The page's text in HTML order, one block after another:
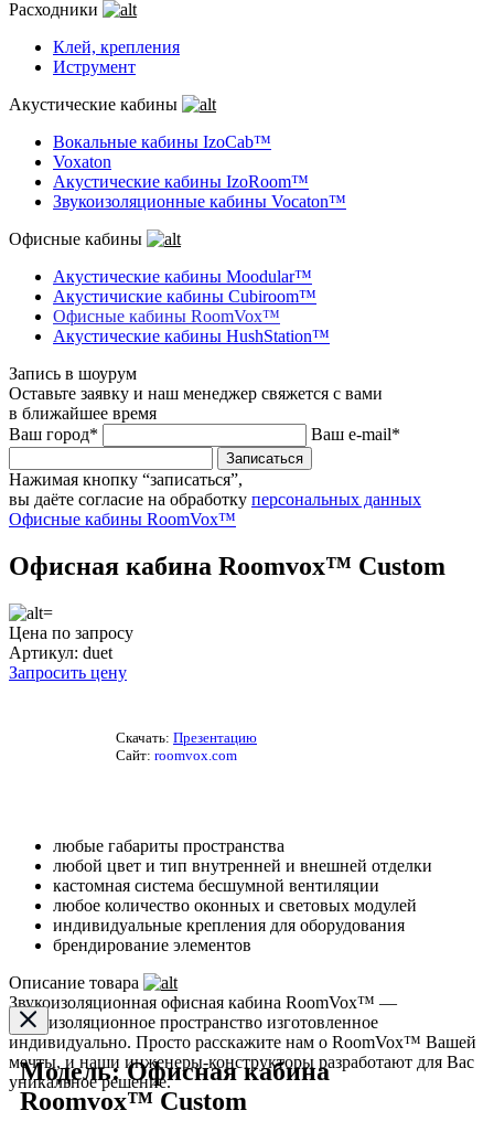
Расходники
Клей, крепления
Иструмент
Акустические кабины
Вокальные кабины IzoCab™
Voxaton
Акустические кабины IzoRoom™
Звукоизоляционные кабины Vocaton™
Офисные кабины
Акустические кабины Moodular™
Акустичиские кабины Cubiroom™
Офисные кабины RoomVox™
Акустические кабины HushStation™
Запись в шоурум
Оставьте заявку и наш менеджер свяжется с вами
в ближайшее время
Ваш город*
Ваш e-mail*
Записаться
Нажимая кнопку “записаться”,
вы даёте согласие на обработку персональных данных
Офисные кабины RoomVox™
Офисная кабина Roomvox™ Custom
Цена по запросу
Артикул: duet
Запросить цену
Скачать: Презентацию
Сайт: roomvox.com
любые габариты пространства
любой цвет и тип внутренней и внешней отделки
кастомная система бесшумной вентиляции
любое количество оконных и световых модулей
индивидуальные крепления для оборудования
брендирование элементов
Описание товара
Звукоизоляционная офисная кабина RoomVox™ —
звукоизоляционное пространство изготовленное
индивидуально. Просто расскажите нам о RoomVox™ Вашей
мечты, и наши инженеры-конструкторы разработают для Вас
уникальное решение.
Модель: Офисная кабина
Roomvox™ Custom